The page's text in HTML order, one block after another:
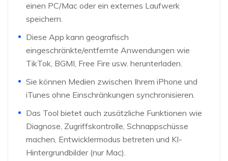
einen PC/Mac oder ein externes Laufwerk
speichern.
Diese App kann geografisch
eingeschränkte/entfernte Anwendungen wie
TikTok, BGMI, Free Fire usw. herunterladen.
Sie können Medien zwischen Ihrem iPhone und
iTunes ohne Einschränkungen synchronisieren.
Das Tool bietet auch zusätzliche Funktionen wie
Diagnose, Zugriffskontrolle, Schnappschüsse
machen, Entwicklermodus betreten und KI-
Hintergrundbilder (nur Mac).